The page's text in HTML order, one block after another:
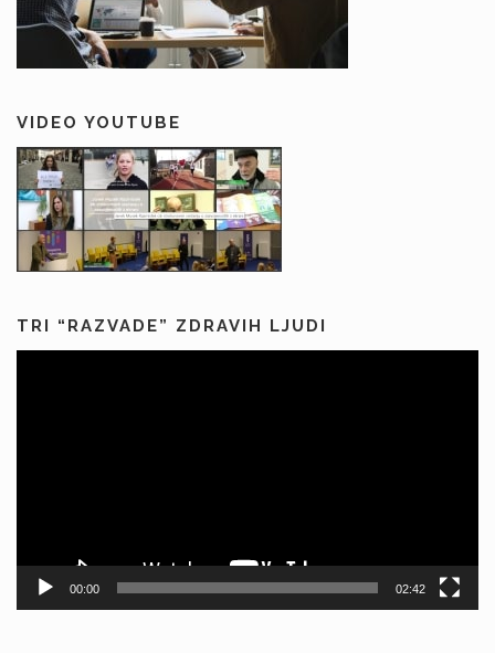
VIDEO YOUTUBE
TRI “RAZVADE” ZDRAVIH LJUDI
00:00 02:42